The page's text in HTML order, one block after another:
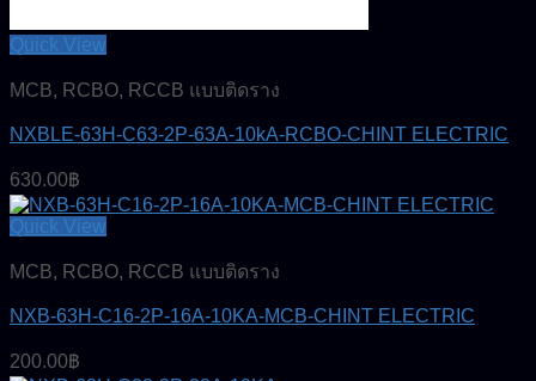
Quick View
MCB, RCBO, RCCB แบบติดราง
NXBLE-63H-C63-2P-63A-10kA-RCBO-CHINT ELECTRIC
630.00฿
Quick View
MCB, RCBO, RCCB แบบติดราง
NXB-63H-C16-2P-16A-10KA-MCB-CHINT ELECTRIC
200.00฿